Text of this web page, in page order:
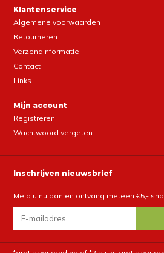
Klantenservice
Algemene voorwaarden
Retourneren
Verzendinformatie
Contact
Links
Mijn account
Registreren
Wachtwoord vergeten
Inschrijven nieuwsbrief
Meld u nu aan en ontvang meteen €5,-